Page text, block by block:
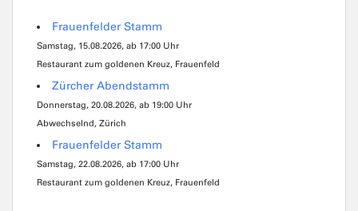
Frauenfelder Stamm
Samstag, 15.08.2026, ab 17:00 Uhr
Restaurant zum goldenen Kreuz, Frauenfeld
Zürcher Abendstamm
Donnerstag, 20.08.2026, ab 19:00 Uhr
Abwechselnd, Zürich
Frauenfelder Stamm
Samstag, 22.08.2026, ab 17:00 Uhr
Restaurant zum goldenen Kreuz, Frauenfeld